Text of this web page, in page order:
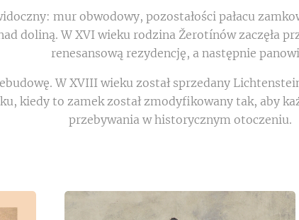
mur obwodowy, pozostałości pałacu
doliną. W XVI wieku rodzina Žerotínów zaczęła
renesansową rezydencję, a następnie
W XVIII wieku został sprzedany
kiedy to zamek został zmodyfikowany tak, aby
przebywania w historycznym otoczeniu.